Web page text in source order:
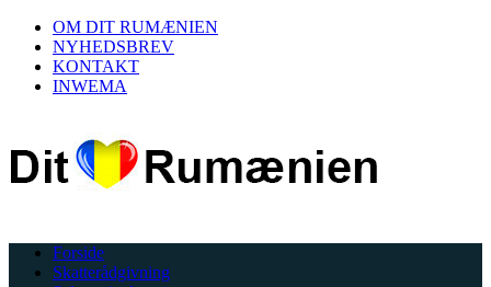
OM DIT RUMÆNIEN
NYHEDSBREV
KONTAKT
INWEMA
Forside
Skatterådgivning